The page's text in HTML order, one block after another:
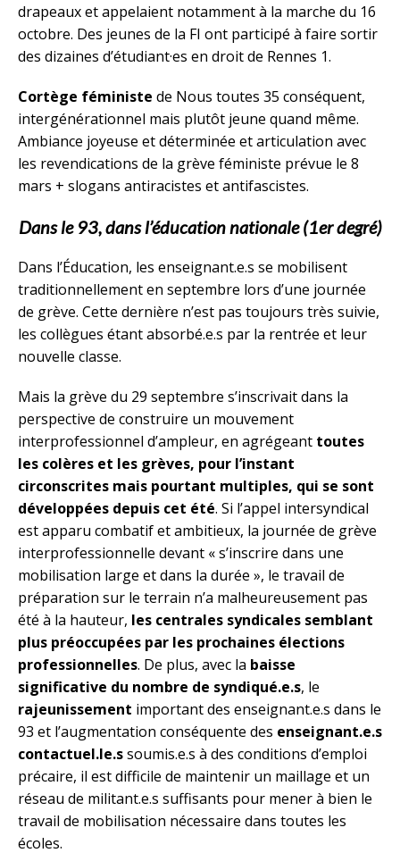
drapeaux et appelaient notamment à la marche du 16
octobre. Des jeunes de la FI ont participé à faire sortir
des dizaines d’étudiant·es en droit de Rennes 1.
Cortège féministe de Nous toutes 35 conséquent,
intergénérationnel mais plutôt jeune quand même.
Ambiance joyeuse et déterminée et articulation avec
les revendications de la grève féministe prévue le 8
mars + slogans antiracistes et antifascistes.
Dans le 93, dans l’éducation nationale (1er degré)
Dans l’Éducation, les enseignant.e.s se mobilisent
traditionnellement en septembre lors d’une journée
de grève. Cette dernière n’est pas toujours très suivie,
les collègues étant absorbé.e.s par la rentrée et leur
nouvelle classe.
Mais la grève du 29 septembre s’inscrivait dans la
perspective de construire un mouvement
interprofessionnel d’ampleur, en agrégeant toutes
les colères et les grèves, pour l’instant
circonscrites mais pourtant multiples, qui se sont
développées depuis cet été. Si l’appel intersyndical
est apparu combatif et ambitieux, la journée de grève
interprofessionnelle devant « s’inscrire dans une
mobilisation large et dans la durée », le travail de
préparation sur le terrain n’a malheureusement pas
été à la hauteur, les centrales syndicales semblant
plus préoccupées par les prochaines élections
professionnelles. De plus, avec la baisse
significative du nombre de syndiqué.e.s, le
rajeunissement important des enseignant.e.s dans le
93 et l’augmentation conséquente des enseignant.e.s
contactuel.le.ssoumis.e.s à des conditions d’emploi
précaire, il est difficile de maintenir un maillage et un
réseau de militant.e.s suffisants pour mener à bien le
travail de mobilisation nécessaire dans toutes les
écoles.